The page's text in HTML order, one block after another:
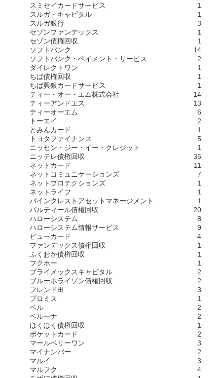
スミセイカードサービス
1
スルガ・キャピタル
1
スルガ銀行
3
セゾンファンデックス
1
セゾン債権回収
1
ソフトバンク
14
ソフトバンク・ペイメント・サービス
2
ダイレクトワン
1
ちば債権回収
1
ちば興銀カードサービス
1
ティー・オー・エム株式会社
14
ティーアンドエス
13
ティーオーエム
6
トーエイ
2
とみんカード
1
トヨタファイナンス
5
ニッセン・ジー・イー・クレジット
1
ニッテレ債権回収
35
ネットカード
11
ネットコミュニケーションズ
7
ネットプロテクションズ
1
ネットライフ
1
パインクレストアセットマネージメント
1
パルティール債権回収
20
ハローシステム
8
ハローシステム情報サービス
9
ビューカード
4
ファンデックス債権回収
1
ふくおか債権回収
1
フクホー
1
プライメックスキャピタル
2
ブルーホライゾン債権回収
2
フレンド田
3
プロミス
1
ベル
2
ベルーナ
2
ほくほく債権回収
1
ポケットカード
2
マールベリーワン
3
マイナンバー
2
マルイ
3
マルフク
4